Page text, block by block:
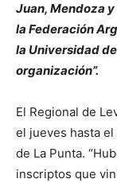
Juan, Mendoza
la Federación
la Universidad
organización”.
El Regional de
el jueves hasta
de La Punta.
inscriptos que